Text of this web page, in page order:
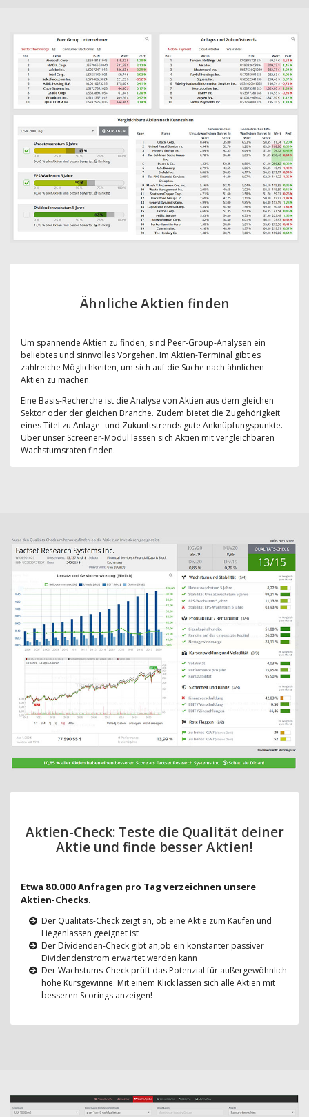
Ähnliche Aktien finden
Um spannende Aktien zu finden, sind Peer-Group-Analysen ein
beliebtes und sinnvolles Vorgehen. Im Aktien-Terminal gibt es
zahlreiche Möglichkeiten, um sich auf die Suche nach ähnlichen
Aktien zu machen.
Eine Basis-Recherche ist die Analyse von Aktien aus dem gleichen
Sektor oder der gleichen Branche. Zudem bietet die Zugehörigkeit
eines Titel zu Anlage- und Zukunftstrends gute Anknüpfungspunkte.
Über unser Screener-Modul lassen sich Aktien mit vergleichbaren
Wachstumsraten finden.
Aktien-Check: Teste die Qualität deiner
Aktie und finde besser Aktien!
Etwa 80.000 Anfragen pro Tag verzeichnen unsere
Aktien-Checks.
Der Qualitäts-Check zeigt an, ob eine Aktie zum Kaufen und
Liegenlassen geeignet ist
Der Dividenden-Check gibt an,ob ein konstanter passiver
Dividendenstrom erwartet werden kann
Der Wachstums-Check prüft das Potenzial für außergewöhnlich
hohe Kursgewinne. Mit einem Klick lassen sich alle Aktien mit
besseren Scorings anzeigen!